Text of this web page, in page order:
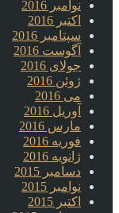
نوامبر 2016
اکتبر 2016
سپتامبر 2016
آگوست 2016
جولای 2016
ژوئن 2016
می 2016
آوریل 2016
مارس 2016
فوریه 2016
ژانویه 2016
دسامبر 2015
نوامبر 2015
اکتبر 2015